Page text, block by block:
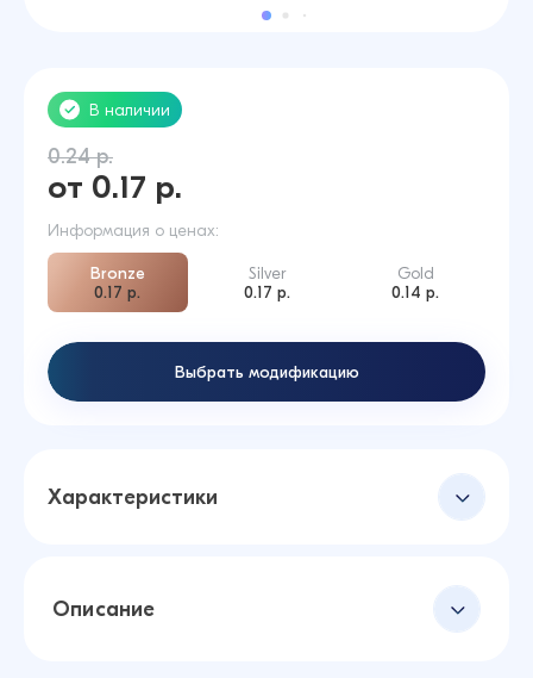
Характеристики
В наличии
0.24 р.
от 0.17 р.
Информация о ценах:
Bronze
0.17 р.
Silver
0.17 р.
Gold
0.14 р.
Выбрать модификацию
Описание